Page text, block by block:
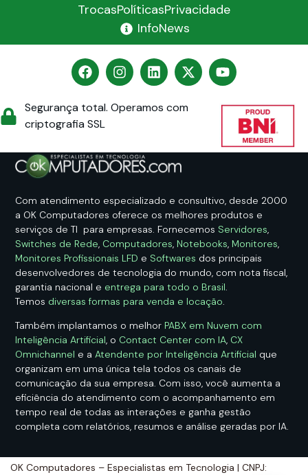
TrocasPolíticasPrivacidade
InfoNews
Segurança total. Operamos com
criptografia SSL
Com atendimento especializado e consultivo, desde 2000
a OK Computadores oferece os melhores produtos e
serviços de TI para empresas. Fornecemos Servidores
Switches de Rede Computadores Notebooks Monitores
Monitores Profissionais LFD e Softwares dos principais
desenvolvedores de tecnologia do mundo, com nota fiscal,
garantia nacional e entrega para todo o Brasil
Temos diversas formas para venda e locação
Também implantamos o melhor PABX em Nuvem com
Inteligência Artificial, o Contact Center com IA, CX
Omnichannel e aAtendente por Inteligência Artificial que
organizam em uma única tela todos os canais de
comunicação da sua empresa. Com isso, você aumenta a
eficiência do atendimento com o acompanhamento em
tempo real de todas as interações e ganha gestão
completa com relatórios, resumos e análise geradas por IA.
OK Computadores – Especialistas em Tecnologia | CNPJ: